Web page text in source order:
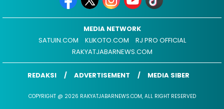
MEDIA NETWORK
SATUIN.COM
KLIKOTO.COM
RJ PRO OFFICIAL
RAKYATJABARNEWS.COM
REDAKSI ADVERTISEMENT MEDIA SIBER
COPYRIGHT @ 2026 RAKYATJABARNEWS.COM, ALL RIGHT RESERVED